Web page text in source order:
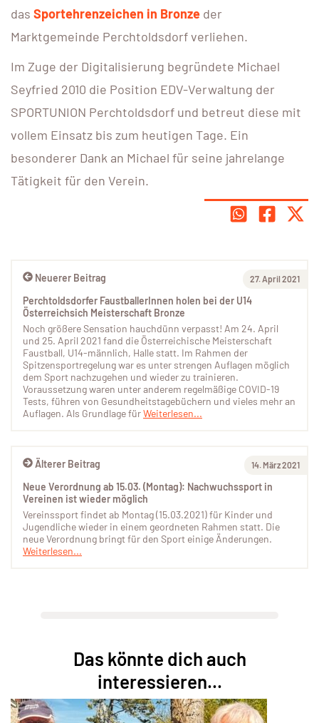
das Sportehrenzeichen in Bronze der
Marktgemeinde Perchtoldsdorf verliehen.
Im Zuge der Digitalisierung begründete Michael
Seyfried 2010 die Position EDV-Verwaltung der
SPORTUNION Perchtoldsdorf und betreut diese mit
vollem Einsatz bis zum heutigen Tage. Ein
besonderer Dank an Michael für seine jahrelange
Tätigkeit für den Verein.
Älterer Beitrag 14. März 2021
Neue Verordnung ab 15.03. (Montag): Nachwuchssport in
Vereinen ist wieder möglich
Vereinssport findet ab Montag (15.03.2021) für Kinder und
Jugendliche wieder in einem geordneten Rahmen statt. Die
neue Verordnung bringt für den Sport einige Änderungen.
Weiterlesen...
Neuerer Beitrag 27. April 2021
Perchtoldsdorfer FaustballerInnen holen bei der U14
Österreichsich Meisterschaft Bronze
Noch größere Sensation hauchdünn verpasst! Am 24. April
und 25. April 2021 fand die Österreichische Meisterschaft
Faustball, U14-männlich, Halle statt. Im Rahmen der
Spitzensportregelung war es unter strengen Auflagen möglich
dem Sport nachzugehen und wieder zu trainieren.
Voraussetzung waren unter anderem regelmäßige COVID-19
Tests, führen von Gesundheitstagebüchern und vieles mehr an
Auflagen. Als Grundlage fürWeiterlesen...
Das könnte dich auch
interessieren...